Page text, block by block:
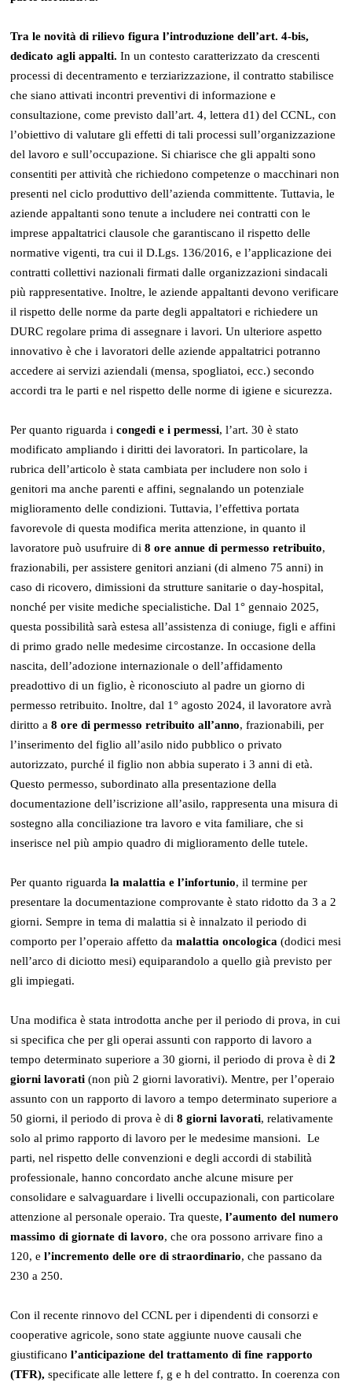
Tra le novità di rilievo figura l’introduzione dell’art. 4-bis,
dedicato agli appalti. In un contesto caratterizzato da crescenti
processi di decentramento e terziarizzazione, il contratto stabilisce
che siano attivati incontri preventivi di informazione e
consultazione, come previsto dall’art. 4, lettera d1) del CCNL, con
l’obiettivo di valutare gli effetti di tali processi sull’organizzazione
del lavoro e sull’occupazione. Si chiarisce che gli appalti sono
consentiti per attività che richiedono competenze o macchinari non
presenti nel ciclo produttivo dell’azienda committente. Tuttavia, le
aziende appaltanti sono tenute a includere nei contratti con le
imprese appaltatrici clausole che garantiscano il rispetto delle
normative vigenti, tra cui il D.Lgs. 136/2016, e l’applicazione dei
contratti collettivi nazionali firmati dalle organizzazioni sindacali
più rappresentative. Inoltre, le aziende appaltanti devono verificare
il rispetto delle norme da parte degli appaltatori e richiedere un
DURC regolare prima di assegnare i lavori. Un ulteriore aspetto
innovativo è che i lavoratori delle aziende appaltatrici potranno
accedere ai servizi aziendali (mensa, spogliatoi, ecc.) secondo
accordi tra le parti e nel rispetto delle norme di igiene e sicurezza.
Per quanto riguarda icongedi e i permessi, l’art. 30 è stato
modificato ampliando i diritti dei lavoratori. In particolare, la
rubrica dell’articolo è stata cambiata per includere non solo i
genitori ma anche parenti e affini, segnalando un potenziale
miglioramento delle condizioni. Tuttavia, l’effettiva portata
favorevole di questa modifica merita attenzione, in quanto il
lavoratore può usufruire di8 ore annue di permesso retribuito,
frazionabili, per assistere genitori anziani (di almeno 75 anni) in
caso di ricovero, dimissioni da strutture sanitarie o day-hospital,
nonché per visite mediche specialistiche. Dal 1° gennaio 2025,
questa possibilità sarà estesa all’assistenza di coniuge, figli e affini
di primo grado nelle medesime circostanze. In occasione della
nascita, dell’adozione internazionale o dell’affidamento
preadottivo di un figlio, è riconosciuto al padre un giorno di
permesso retribuito. Inoltre, dal 1° agosto 2024, il lavoratore avrà
diritto a8 ore di permesso retribuito all’anno, frazionabili, per
l’inserimento del figlio all’asilo nido pubblico o privato
autorizzato, purché il figlio non abbia superato i 3 anni di età.
Questo permesso, subordinato alla presentazione della
documentazione dell’iscrizione all’asilo, rappresenta una misura di
sostegno alla conciliazione tra lavoro e vita familiare, che si
inserisce nel più ampio quadro di miglioramento delle tutele.
Per quanto riguardala malattia e l’infortunio, il termine per
presentare la documentazione comprovante è stato ridotto da 3 a 2
giorni. Sempre in tema di malattia si è innalzato il periodo di
comporto per l’operaio affetto damalattia oncologica (dodici mesi
nell’arco di diciotto mesi) equiparandolo a quello già previsto per
gli impiegati.
Una modifica è stata introdotta anche per il periodo di prova, in cui
si specifica che per gli operai assunti con rapporto di lavoro a
tempo determinato superiore a 30 giorni, il periodo di prova è di2
giorni lavorati (non più 2 giorni lavorativi). Mentre, per l’operaio
assunto con un rapporto di lavoro a tempo determinato superiore a
50 giorni, il periodo di prova è di8 giorni lavorati, relativamente
solo al primo rapporto di lavoro per le medesime mansioni. Le
parti, nel rispetto delle convenzioni e degli accordi di stabilità
professionale, hanno concordato anche alcune misure per
consolidare e salvaguardare i livelli occupazionali, con particolare
attenzione al personale operaio. Tra queste,l’aumento del numero
massimo di giornate di lavoro, che ora possono arrivare fino a
120, el’incremento delle ore di straordinario, che passano da
230 a 250.
Con il recente rinnovo del CCNL per i dipendenti di consorzi e
cooperative agricole, sono state aggiunte nuove causali che
giustificanol’anticipazione del trattamento di fine rapporto
(TFR), specificate alle lettere f, g e h del contratto. In coerenza con